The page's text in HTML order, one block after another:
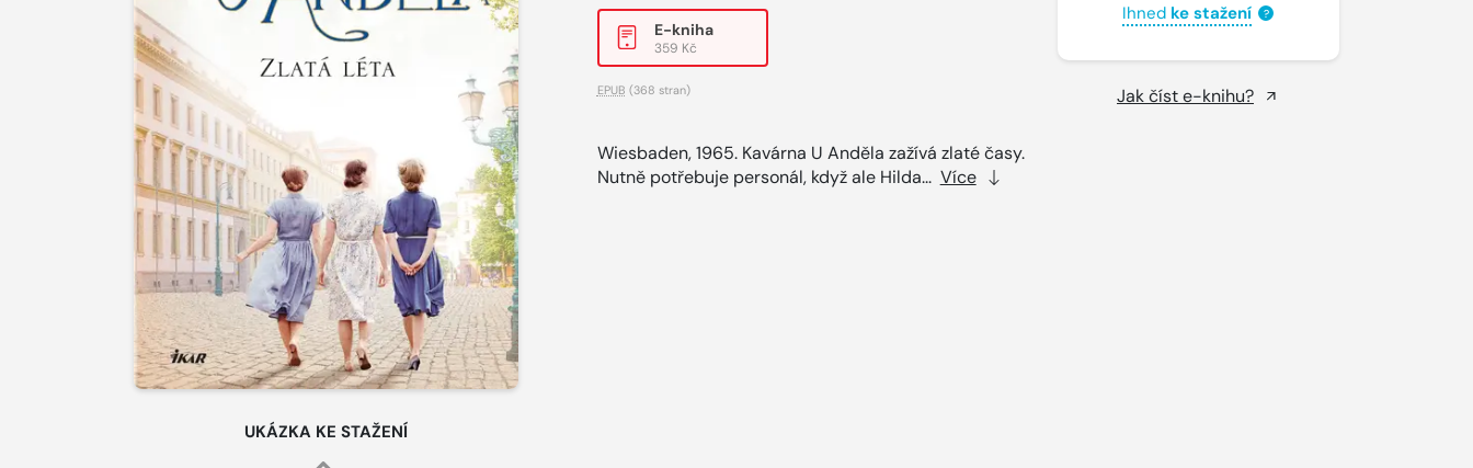
UKÁZKA KE STAŽENÍ
E-kniha
359 Kč
EPUB (368 stran)
Wiesbaden, 1965. Kavárna U Anděla zažívá zlaté časy.
Nutně potřebuje personál, když ale Hilda... Více
Ihned ke stažení ?
Jak číst e-knihu?